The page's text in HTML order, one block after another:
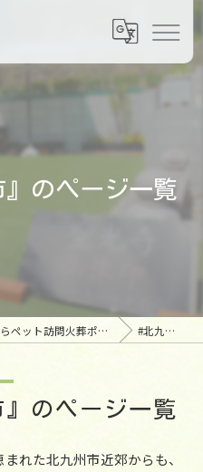
のページ一覧
福岡･筑豊エリアのペット火葬ならペット訪問火葬ポピー #北九州市
のページ一覧
れた北九州市近郊からも、